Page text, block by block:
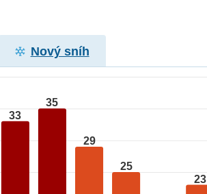
Nový sníh
33
35
29
25
23